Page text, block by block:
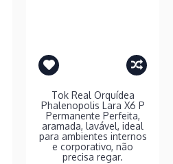
Tok Real Orquídea
Phalenopolis Lara X6 P
Permanente Perfeita,
aramada, lavável, ideal
para ambientes internos
e corporativo, não
precisa regar.